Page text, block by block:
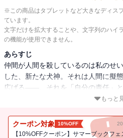
※この商品はタブレットなど大きなディス
ています。
文字だけを拡大することや、文字列のハイ
の機能が使用できません。
あらすじ
仲間が人間を殺しているのは私の
した、新たな犬神。それは人間に擬
広げる――。それを「自分の責任」と
のもとを離れ単身で立ち向かうが
もっと
クーポン対象 10%OFF
【10%OFFクーポン】サマーブックフ